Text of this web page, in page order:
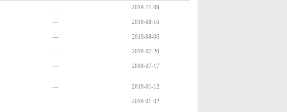
— 2019-11-09
— 2019-08-16
— 2019-08-06
— 2019-07-20
— 2019-07-17
— 2019-01-12
— 2019-01-02